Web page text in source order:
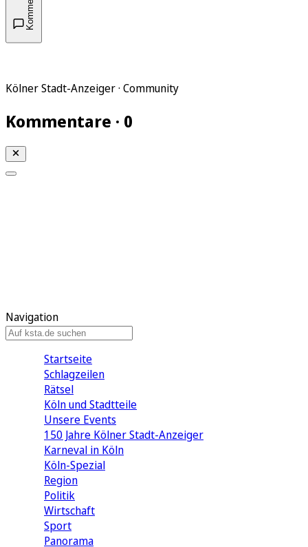
Kölner Stadt-Anzeiger · Community
Kommentare · 0
Navigation
Startseite
Schlagzeilen
Rätsel
Köln und Stadtteile
Unsere Events
150 Jahre Kölner Stadt-Anzeiger
Karneval in Köln
Köln-Spezial
Region
Politik
Wirtschaft
Sport
Panorama